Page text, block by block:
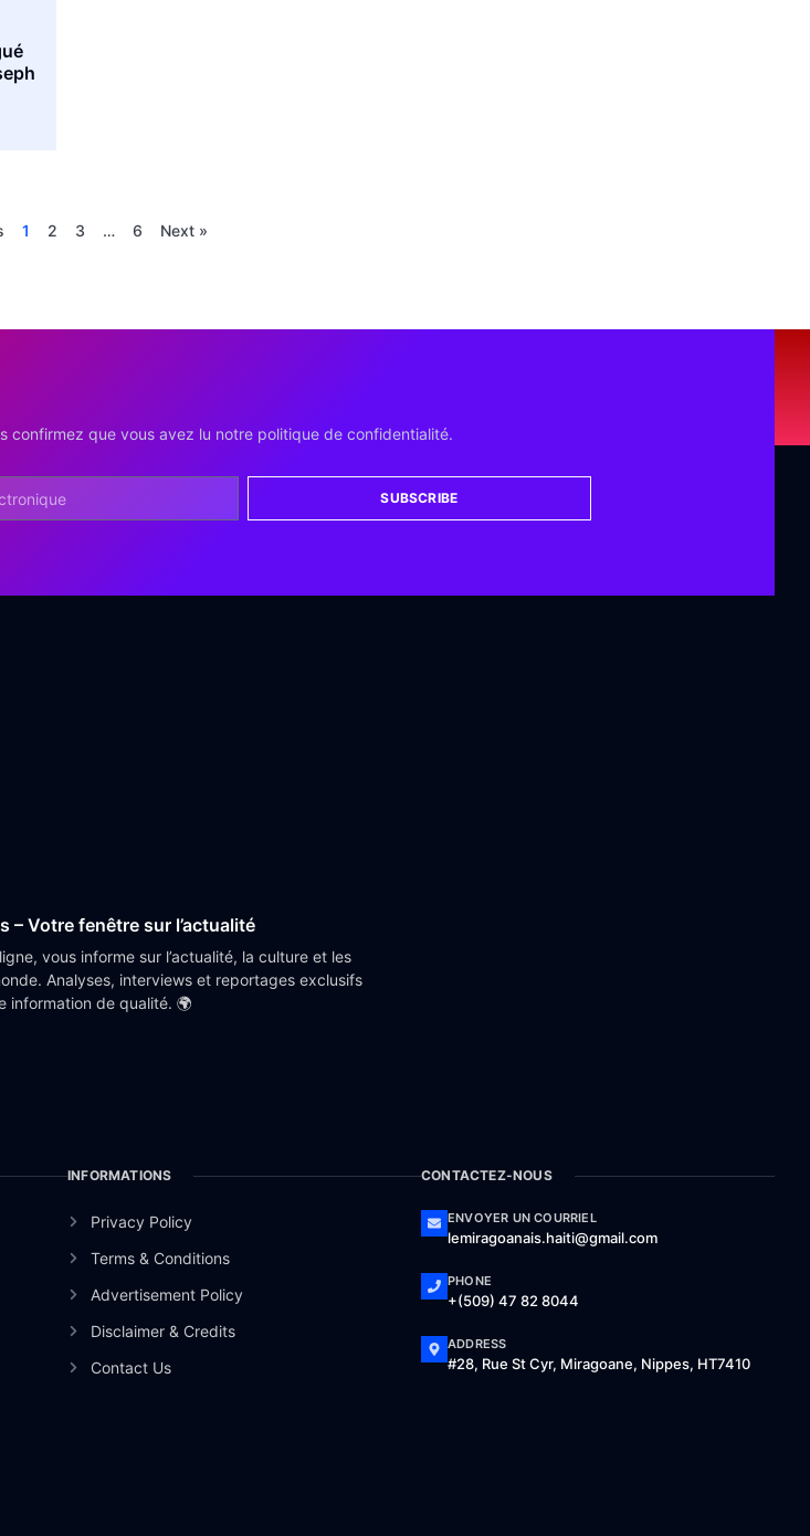
1 2 3 … 6 Next »
confirmez que vous avez lu notre politique de confidentialité.
SUBSCRIBE
– Votre fenêtre sur l’actualité
vous informe sur l’actualité, la culture et les
Analyses, interviews et reportages exclusifs
information de qualité. 🌍
INFORMATIONS
Privacy Policy
Terms & Conditions
Advertisement Policy
Disclaimer & Credits
Contact Us
CONTACTEZ-NOUS
ENVOYER UN COURRIEL
lemiragoanais.haiti@gmail.com
PHONE
+(509) 47 82 8044
ADDRESS
#28, Rue St Cyr, Miragoane, Nippes, HT7410